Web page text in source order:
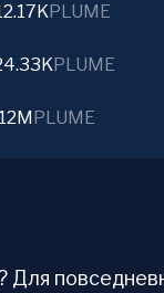
PLUME
PLUME
PLUME
Для